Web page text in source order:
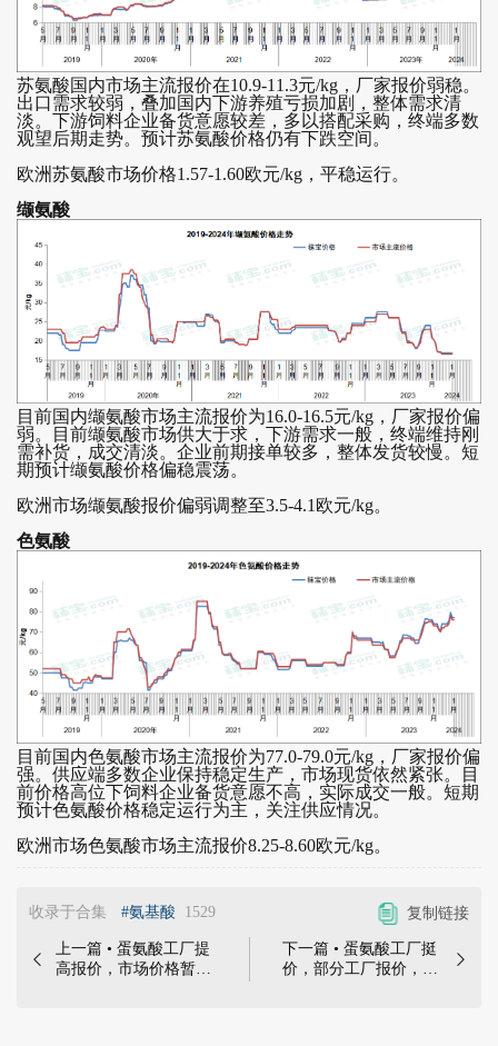
苏氨酸国内市场主流报价在10.9-11.3元/kg，厂家报价弱稳。
出口需求较弱，叠加国内下游养殖亏损加剧，整体需求清
淡。下游饲料企业备货意愿较差，多以搭配采购，终端多数
观望后期走势。预计苏氨酸价格仍有下跌空间。
欧洲苏氨酸市场价格1.57-1.60欧元/kg，平稳运行。
缬氨酸
目前国内缬氨酸市场主流报价为16.0-16.5元/kg，厂家报价偏
弱。目前缬氨酸市场供大于求，下游需求一般，终端维持刚
需补货，成交清淡。企业前期接单较多，整体发货较慢。短
期预计缬氨酸价格偏稳震荡。
欧洲市场缬氨酸报价偏弱调整至3.5-4.1欧元/kg。
色氨酸
目前国内色氨酸市场主流报价为77.0-79.0元/kg，厂家报价偏
强。供应端多数企业保持稳定生产，市场现货依然紧张。目
前价格高位下饲料企业备货意愿不高，实际成交一般。短期
预计色氨酸价格稳定运行为主，关注供应情况。
欧洲市场色氨酸市场主流报价8.25-8.60欧元/kg。
收录于合集 #氨基酸 1529 复制链接

上一篇 • 蛋氨酸工厂提
高报价，市场价格暂时
下一篇 • 蛋氨酸工厂挺
价，部分工厂报价，企
